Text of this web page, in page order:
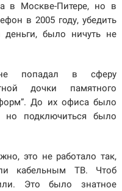
в Москве-Питере, но в
в 2005 году, убедить
деньги, было ничуть не
попадал в сферу
дочки памятного
До их офиса было
но подключиться было
это не работало так,
кабельным ТВ. Чтоб
Это было знатное